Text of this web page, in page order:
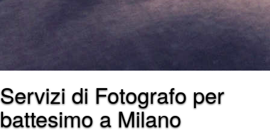
Servizi di Fotografo per
battesimo a Milano